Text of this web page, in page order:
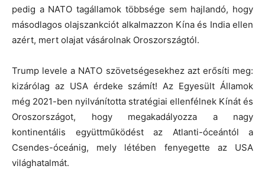
pedig a NATO tagállamok többsége sem hajlandó, hogy
másodlagos olajszankciót alkalmazzon Kína és India ellen
azért, mert olajat vásárolnak Oroszországtól.
Trump levele a NATO szövetségesekhez azt erősíti meg:
kizárólag az USA érdeke számít! Az Egyesült Államok
még 2021-ben nyilvánította stratégiai ellenfélnek Kínát és
Oroszországot, hogy megakadályozza a nagy
kontinentális együttműködést az Atlanti-óceántól a
Csendes-óceánig, mely létében fenyegette az USA
világhatalmát.